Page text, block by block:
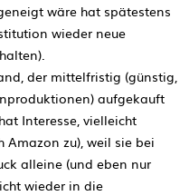
wäre hat spätestens
wieder neue
der mittelfristig (günstig,
aufgekauft
Interesse, vielleicht
Amazon zu), weil sie bei
alleine (und eben nur
wieder in die